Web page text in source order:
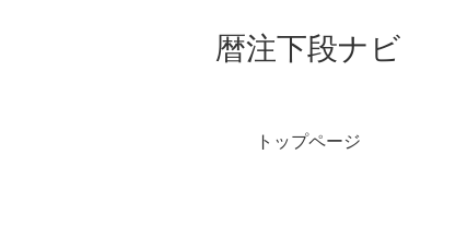
暦注下段ナビ
トップページ